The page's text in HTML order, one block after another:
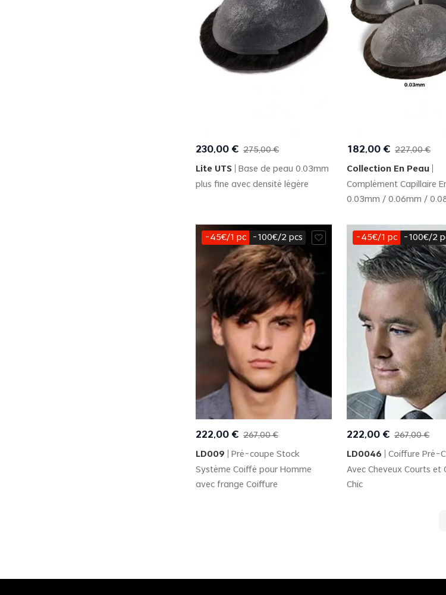
Quick View
230,00 € 275,00 €
Lite UTS
Base de peau 0.03mm
plus fine avec densité légère
Quick View
182,00 € 227,00 €
Collection En Peau
Complément Capillaire
0.03mm / 0.06mm /
Quick View
-45€/1 pc -100€/2 pcs
222,00 € 267,00 €
LD009
Pré-coupe Stock
Système Coiffé pour Homme
avec frange Coiffure
Quick View
-45€/1 pc -100€/2
222,00 € 267,00 €
LD0046
Coiffure Pré-
Avec Cheveux Courts et
Chic